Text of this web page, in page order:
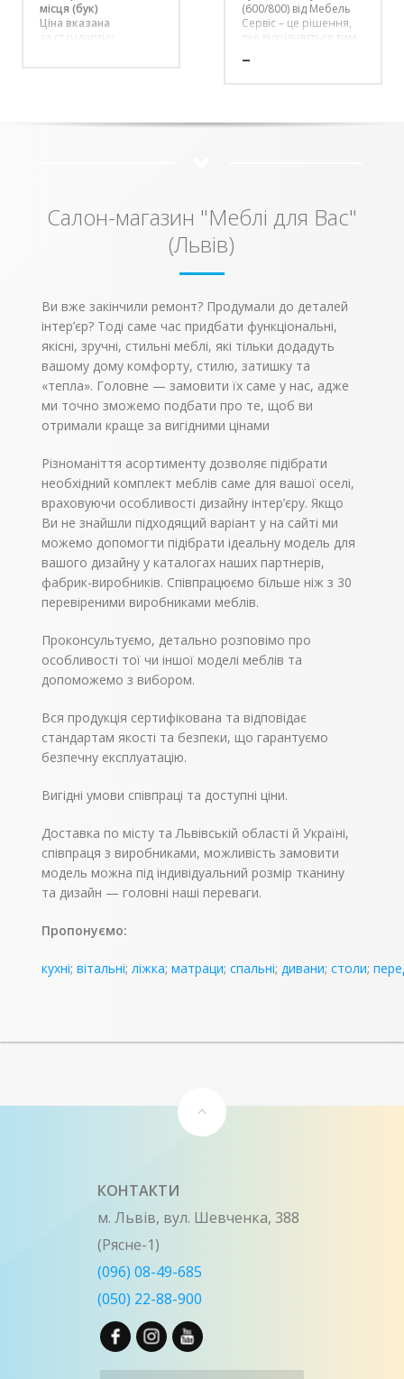
місця (бук)
Ціна вказана
за стандартну
розміру (довжина: 190,
(600/800) від Мебель
Сервіс – це рішення,
яке відрізняється тим,
небагато місця. Тому,
обмеженим вільним
легким нахилом. Це
дозволяє забезпечити
взуттєва
600 4-
ширина,
мм
висота,
мм
1660
глибина,
268
–
Салон-магазин "Меблі для Вас"
(Львів)
Ви вже закінчили ремонт? Продумали до деталей
інтер’єр? Тоді саме час придбати функціональні,
якісні, зручні, стильні меблі, які тільки додадуть
вашому дому комфорту, стилю, затишку та
«тепла». Головне — замовити їх саме у нас, адже
ми точно зможемо подбати про те, щоб ви
отримали краще за вигідними цінами
Різноманіття асортименту дозволяє підібрати
необхідний комплект меблів саме для вашої оселі,
враховуючи особливості дизайну інтер’єру. Якщо
Ви не знайшли підходящий варіант у на сайті ми
можемо допомогти підібрати ідеальну модель для
вашого дизайну у каталогах наших партнерів,
фабрик-виробників. Співпрацюємо більше ніж з 30
перевіреними виробниками меблів.
Проконсультуємо, детально розповімо про
особливості тої чи іншої моделі меблів та
допоможемо з вибором.
Вся продукція сертифікована та відповідає
стандартам якості та безпеки, що гарантуємо
безпечну експлуатацію.
Вигідні умови співпраці та доступні ціни.
Доставка по місту та Львівській області й Україні,
співпраця з виробниками, можливість замовити
модель можна під індивідуальний розмір тканину
та дизайн — головні наші переваги.
Пропонуємо:
кухні;вітальні;ліжка;матраци;спальні;дивани;столи;
КОНТАКТИ
м. Львів, вул. Шевченка, 388
(Рясне-1)
(096) 08-49-685
(050) 22-88-900